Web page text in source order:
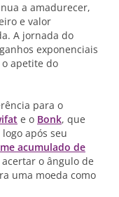
a amadurecer,
e valor
A jornada do
exponenciais
apetite do
para o
e o Bonk, que
após seu
acumulado de
acertar o ângulo de
uma moeda como